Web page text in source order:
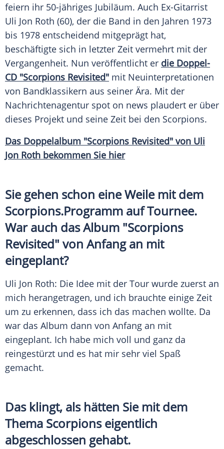
feiern ihr 50-jähriges Jubiläum. Auch Ex-Gitarrist
Uli Jon Roth (60), der die Band in den Jahren 1973
bis 1978 entscheidend mitgeprägt hat,
beschäftigte sich in letzter Zeit vermehrt mit der
Vergangenheit. Nun veröffentlicht er die Doppel-
CD "Scorpions Revisited" mit Neuinterpretationen
von Bandklassikern aus seiner Ära. Mit der
Nachrichtenagentur spot on news plaudert er über
dieses Projekt und seine Zeit bei den Scorpions.
Das Doppelalbum "Scorpions Revisited" von Uli
Jon Roth bekommen Sie hier
Sie gehen schon eine Weile mit dem
Scorpions.Programm auf Tournee.
War auch das Album "Scorpions
Revisited" von Anfang an mit
eingeplant?
Uli Jon Roth: Die Idee mit der Tour wurde zuerst an
mich herangetragen, und ich brauchte einige Zeit
um zu erkennen, dass ich das machen wollte. Da
war das Album dann von Anfang an mit
eingeplant. Ich habe mich voll und ganz da
reingestürzt und es hat mir sehr viel Spaß
gemacht.
Das klingt, als hätten Sie mit dem
Thema Scorpionseigentlich
abgeschlossen gehabt.